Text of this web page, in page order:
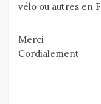
vélo ou autres en
Merci
Cordialement